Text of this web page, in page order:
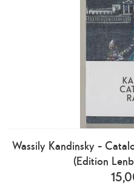
Wassily Kandinsky -
(Edition